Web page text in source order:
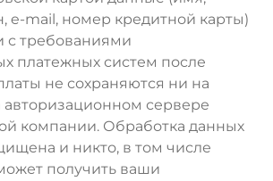
e-mail, номер кредитной карты)
с требованиями
платежных систем после
не сохраняются ни на
авторизационном сервере
компании. Обработка данных
и никто, в том числе
получить ваши